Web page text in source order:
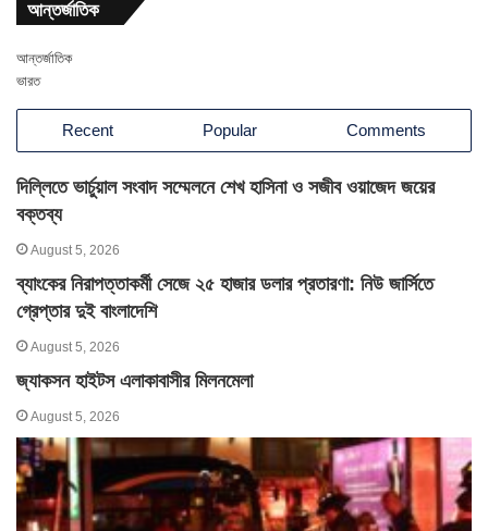
আন্তর্জাতিক
আন্তর্জাতিক
ভারত
Recent Popular Comments
দিল্লিতে ভার্চুয়াল সংবাদ সম্মেলনে শেখ হাসিনা ও সজীব ওয়াজেদ জয়ের
বক্তব্য
August 5, 2026
ব্যাংকের নিরাপত্তাকর্মী সেজে ২৫ হাজার ডলার প্রতারণা: নিউ জার্সিতে
গ্রেপ্তার দুই বাংলাদেশি
August 5, 2026
জ্যাকসন হাইটস এলাকাবাসীর মিলনমেলা
August 5, 2026